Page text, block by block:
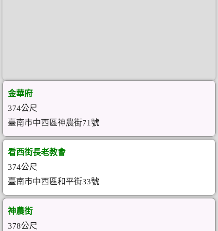
金華府
374公尺
臺南市中西區神農街71號
看西街長老教會
374公尺
臺南市中西區和平街33號
神農街
378公尺